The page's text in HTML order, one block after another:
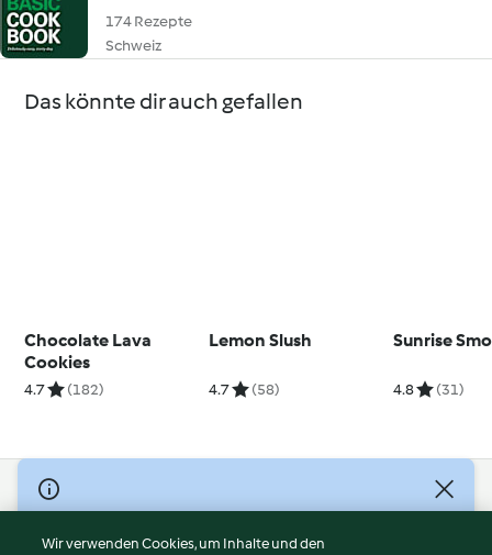
174 Rezepte
Schweiz
Das könnte dir auch gefallen
Chocolate Lava
Cookies
4.7 (182)
Lemon Slush
4.7 (58)
Sunrise
4.8 (31)
© Copyright 2026
Nutzungsbedingungen
Wir verwenden Cookies, um Inhalte und den